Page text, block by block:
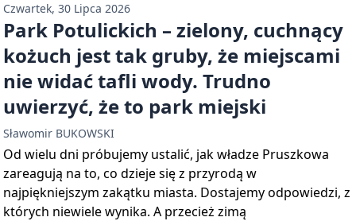
Czwartek, 30 Lipca 2026
Park Potulickich – zielony, cuchnący
kożuch jest tak gruby, że miejscami
nie widać tafli wody. Trudno
uwierzyć, że to park miejski
Sławomir BUKOWSKI
Od wielu dni próbujemy ustalić, jak władze Pruszkowa
zareagują na to, co dzieje się z przyrodą w
najpiękniejszym zakątku miasta. Dostajemy odpowiedzi, z
których niewiele wynika. A przecież zimą